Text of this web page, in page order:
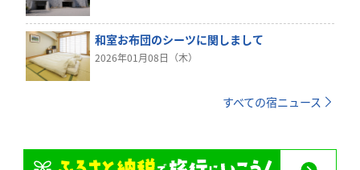
和室お布団のシーツに関しまして
2026年01月08日（木）
すべての宿ニュース